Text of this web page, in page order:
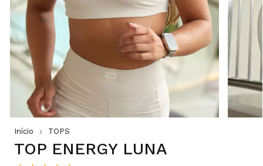
Início TOPS
TOP ENERGY LUNA